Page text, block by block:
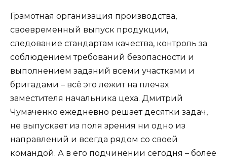
Грамотная организация производства,
своевременный выпуск продукции,
следование стандартам качества, контроль за
соблюдением требований безопасности и
выполнением заданий всеми участками и
бригадами – всё это лежит на плечах
заместителя начальника цеха. Дмитрий
Чумаченко ежедневно решает десятки задач,
не выпускает из поля зрения ни одно из
направлений и всегда рядом со своей
командой. А в его подчинении сегодня – более